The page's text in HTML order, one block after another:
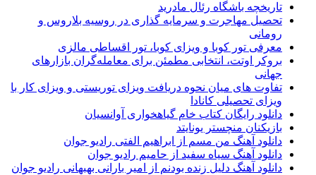
تاریخچه باشگاه رئال مادرید
تحصیل مهاجرت و سرمایه گذاری در روسیه بلاروس و
رومانی
معرفی تور کوبا و ویزای کوبا، تور اقساطی مالزی
بروکر اوتت، انتخابی مطمئن برای معامله‌گران بازارهای
جهانی
تفاوت های میان نحوه دریافت ویزای توریستی و ویزای کار با
ویزای تحصیلی کانادا
دانلود رایگان کتاب خام گیاهخواری آوانسیان
بازیکنان منچستر یونایتد
دانلود آهنگ من مسم از ابراهیم الفتی رادیو جوان
دانلود آهنگ سیاه سفید از حامیم رادیو جوان
دانلود آهنگ دلیل زنده بودنم از امیر بارانی بهبهانی رادیو جوان